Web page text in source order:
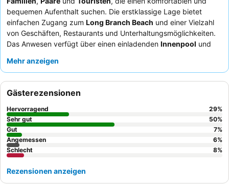
bequemen Aufenthalt suchen. Die erstklassige Lage bietet
einfachen Zugang zum Long Branch Beach und einer Vielzahl
von Geschäften, Restaurants und Unterhaltungsmöglichkeiten.
Das Anwesen verfügt über einen einladenden Innenpool und
Entspannung als auch Aktivität ermöglichen. Die Gäste loben
kostenlose Frühstück mit beliebten Speisen wie
und knusprigem Speck ist ein Höhepunkt. Für ein wirklich
ruhiges Erlebnis sollten Sie ein Zimmer mit Gartenblick anfragen.
Mehr anzeigen
Gästerezensionen
Hervorragend 29%
Sehr gut
50%
Gut
7%
Angemessen
6%
Schlecht
8%
Rezensionen anzeigen